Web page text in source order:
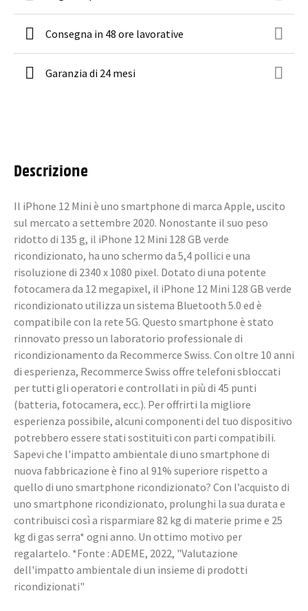
Consegna in 48 ore lavorative
Garanzia di 24 mesi
Descrizione
Il iPhone 12 Mini è uno smartphone di marca Apple, uscito
sul mercato a settembre 2020. Nonostante il suo peso
ridotto di 135 g, il iPhone 12 Mini 128 GB verde
ricondizionato, ha uno schermo da 5,4 pollici e una
risoluzione di 2340 x 1080 pixel. Dotato di una potente
fotocamera da 12 megapixel, il iPhone 12 Mini 128 GB verde
ricondizionato utilizza un sistema Bluetooth 5.0 ed è
compatibile con la rete 5G. Questo smartphone è stato
rinnovato presso un laboratorio professionale di
ricondizionamento da Recommerce Swiss. Con oltre 10 anni
di esperienza, Recommerce Swiss offre telefoni sbloccati
per tutti gli operatori e controllati in più di 45 punti
(batteria, fotocamera, ecc.). Per offrirti la migliore
esperienza possibile, alcuni componenti del tuo dispositivo
potrebbero essere stati sostituiti con parti compatibili.
Sapevi che l'impatto ambientale di uno smartphone di
nuova fabbricazione è fino al 91% superiore rispetto a
quello di uno smartphone ricondizionato? Con l’acquisto di
uno smartphone ricondizionato, prolunghi la sua durata e
contribuisci così a risparmiare 82 kg di materie prime e 25
kg di gas serra* ogni anno. Un ottimo motivo per
regalartelo. *Fonte : ADEME, 2022, "Valutazione
dell'impatto ambientale di un insieme di prodotti
ricondizionati"